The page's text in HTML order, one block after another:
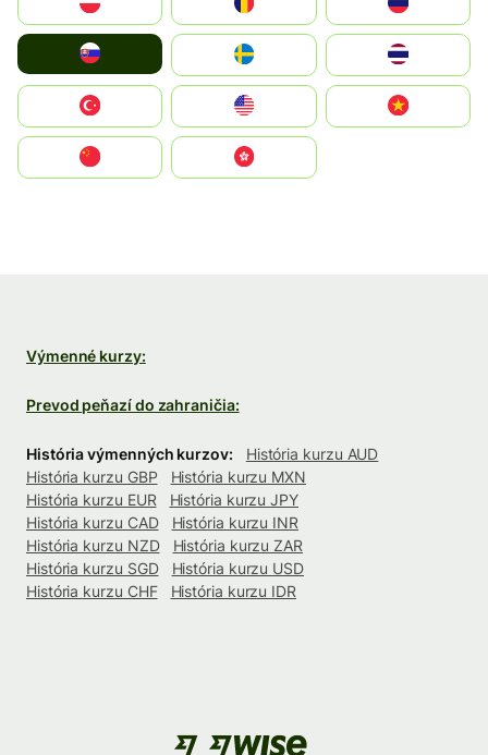
United States
中國香港特別行政區
Výmenné kurzy:
Prevod peňazí do zahraničia:
História výmenných kurzov:
História kurzu AUD
História kurzu GBP
História kurzu MXN
História kurzu EUR
História kurzu JPY
História kurzu CAD
História kurzu INR
História kurzu NZD
História kurzu ZAR
História kurzu SGD
História kurzu USD
História kurzu CHF
História kurzu IDR